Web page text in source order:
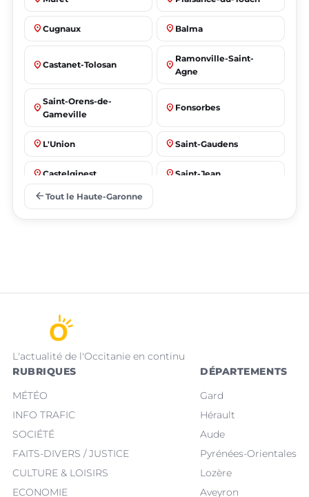
place Cugnaux place Balma
place Castanet-Tolosan place
Ramonville-Saint-
Agne
place
Saint-Orens-de-
Gameville
place Fonsorbes
place L'Union place Saint-Gaudens
place Castelginest place Saint-Jean
place Villeneuve-Tolosane
arrow_back Tout le Haute-Garonne
L'actualité de l'Occitanie en continu
RUBRIQUES
MÉTÉO
INFO TRAFIC
SOCIÉTÉ
FAITS-DIVERS / JUSTICE
CULTURE & LOISIRS
ECONOMIE
DÉPARTEMENTS
Gard
Hérault
Aude
Pyrénées-Orientales
Lozère
Aveyron